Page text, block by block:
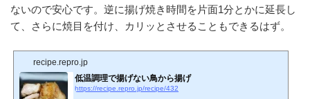
ないので安心です。逆に揚げ焼き時間を片面1分とかに延長し
て、さらに焼目を付け、カリッとさせることもできるはず。
recipe.repro.jp
低温調理で揚げない鳥から揚げ
https://recipe.repro.jp/recipe/432